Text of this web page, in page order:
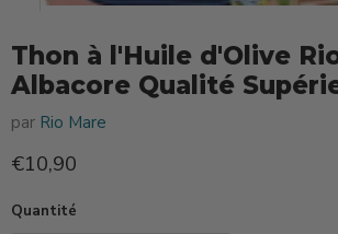
Thon à l'Huile d'Olive
Albacore Qualité
par Rio Mare
Prix actuel
€10,90
Quantité